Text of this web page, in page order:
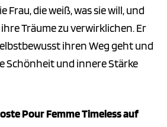
Frau, die weiß, was sie will, und
Träume zu verwirklichen. Er
ihren Weg geht und
Schönheit und innere Stärke
Pour Femme Timeless auf